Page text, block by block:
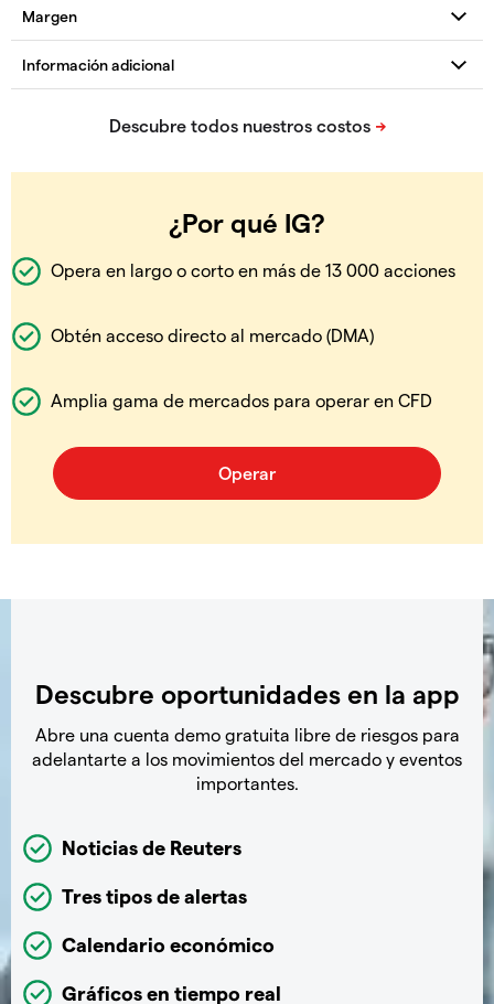
¿Por qué IG?
Opera en largo o corto en más de 13 000 acciones
Obtén acceso directo al mercado (DMA)
Amplia gama de mercados para operar en CFD
Descubre oportunidades en la app
Abre una cuenta demo gratuita libre de riesgos para
adelantarte a los movimientos del mercado y eventos
importantes.
Noticias de Reuters
Tres tipos de alertas
Calendario económico
Gráficos en tiempo real